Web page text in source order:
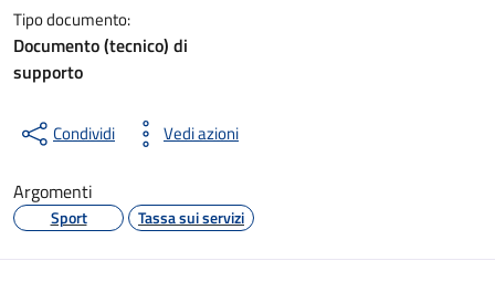
Tipo documento:
Documento (tecnico) di
supporto
Condividi Vedi azioni
Argomenti
Sport Tassa sui servizi